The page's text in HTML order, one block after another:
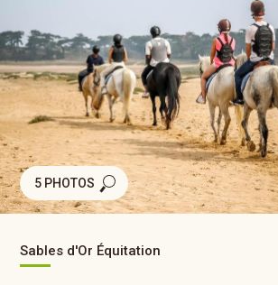
5 PHOTOS
Sables d'Or Équitation